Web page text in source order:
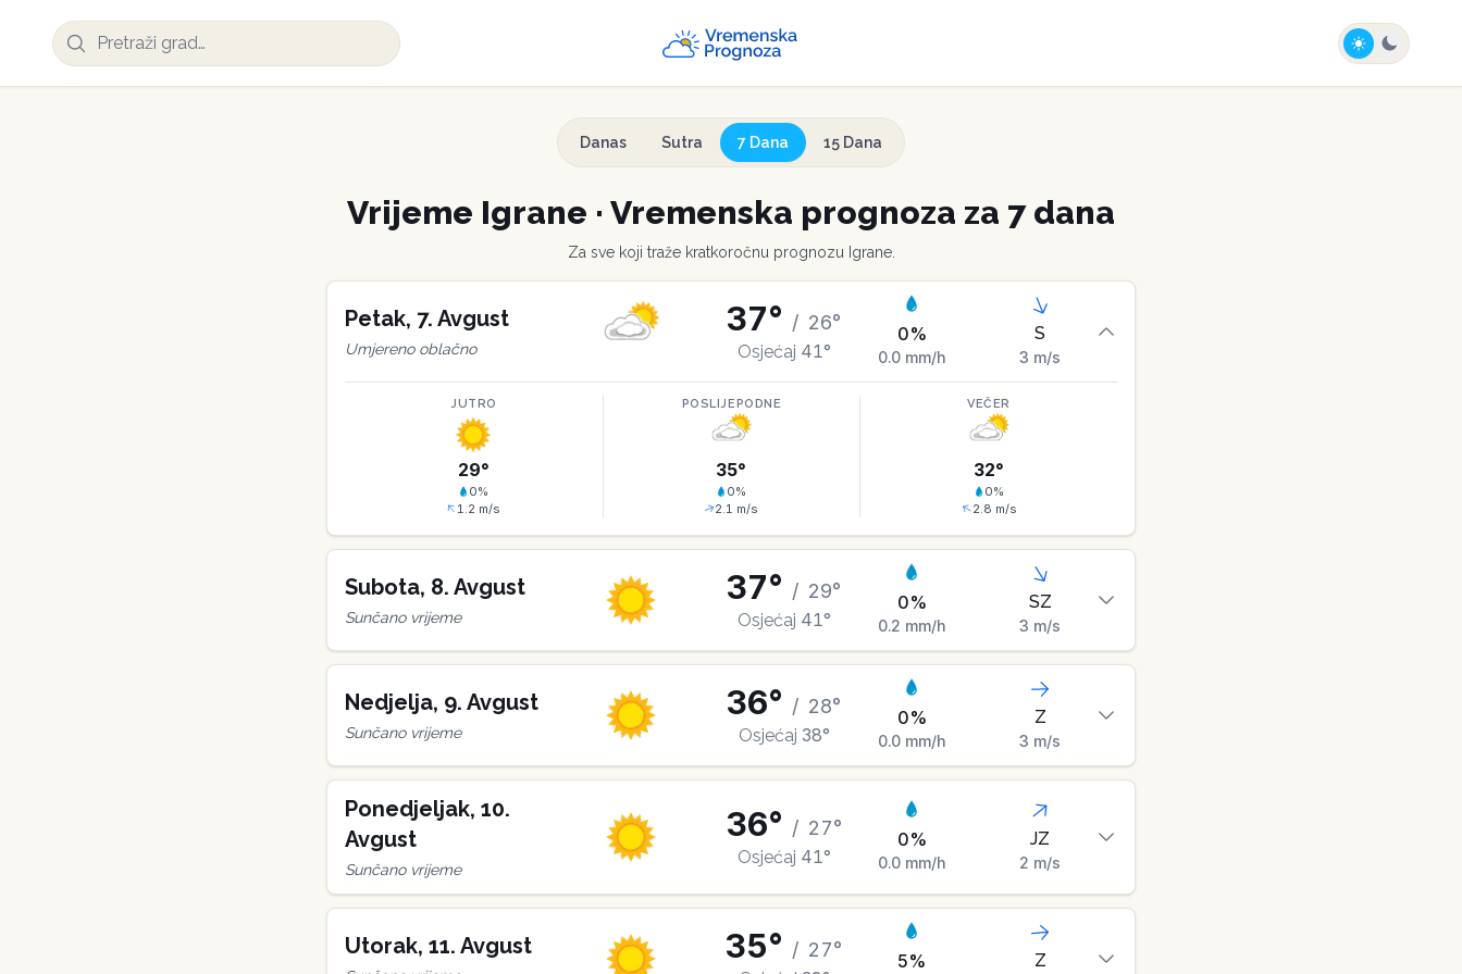
Danas Sutra 7 Dana 15 Dana
Vrijeme Igrane · Vremenska prognoza za 7 dana
Za sve koji traže kratkoročnu prognozu Igrane.
Petak, 7. Avgust
Umjereno oblačno
37° / 26°
Osjećaj 41°
0%
0.0mm/h
S
3 m/s
JUTRO
29°
0%
1.2 m/s
POSLIJEPODNE
35°
0%
2.1 m/s
VEČER
32°
0%
2.8 m/s
Subota, 8. Avgust
Sunčano vrijeme
37° / 29°
Osjećaj 41°
0%
0.2 mm/h
SZ
3 m/s
Nedjelja, 9. Avgust
Sunčano vrijeme
36° / 28°
Osjećaj 38°
0%
0.0mm/h
Z
3 m/s
Ponedjeljak, 10.
Avgust
Sunčano vrijeme
36° / 27°
Osjećaj 41°
0%
0.0mm/h
JZ
2 m/s
Utorak, 11. Avgust 35° / 27°
5% Z